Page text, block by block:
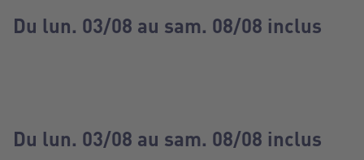
Du lun. 03/08 au sam. 08/08 inclus
Du lun. 03/08 au sam. 08/08 inclus